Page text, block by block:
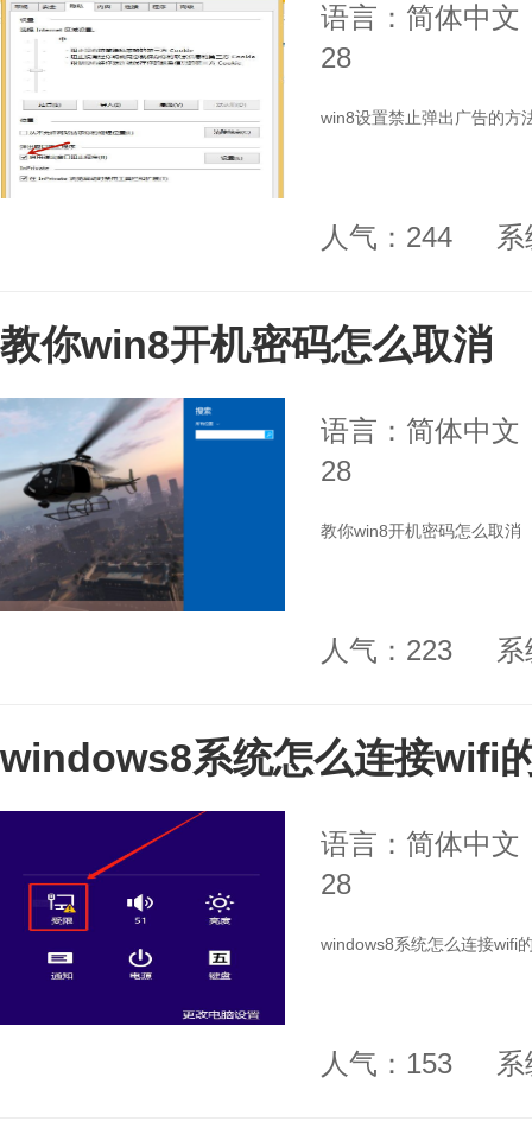
语言：简体中文
28
win8设置禁止弹出广告的方
人气：244
教你win8开机密码怎么取消
语言：简体中文
28
教你win8开机密码怎么取消
人气：223
windows8系统怎么连接wifi
语言：简体中文
28
windows8系统怎么连接wifi
人气：153